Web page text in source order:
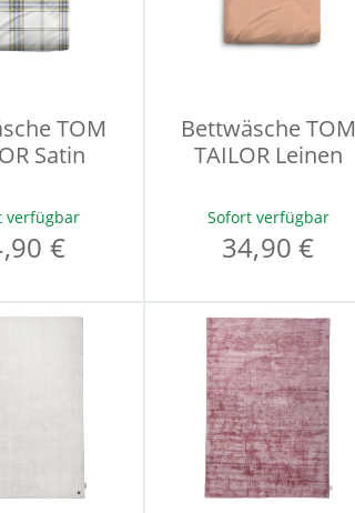
TOM
Satin
verfügbar
€
Bettwäsche TOM
TAILOR Leinen
Sofort verfügbar
34,90 €